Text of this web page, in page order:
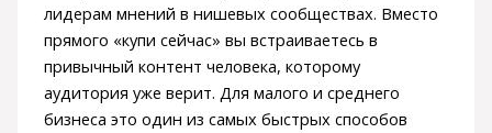
лидерам мнений в нишевых сообществах. Вместо
прямого «купи сейчас» вы встраиваетесь в
привычный контент человека, которому
аудитория уже верит. Для малого и среднего
бизнеса это один из самых быстрых способов